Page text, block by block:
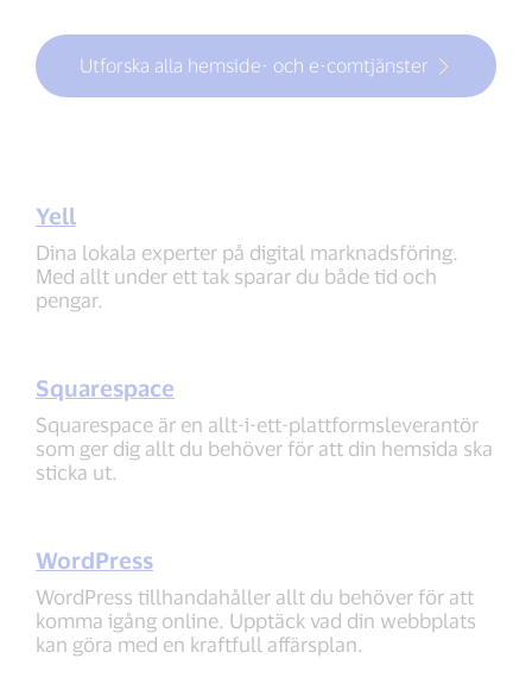
Utforska alla hemside- och e-comtjänster
Yell
Dina lokala experter på digital marknadsföring.
Med allt under ett tak sparar du både tid och
pengar.
Squarespace
Squarespace är en allt-i-ett-plattformsleverantör
som ger dig allt du behöver för att din hemsida ska
sticka ut.
WordPress
WordPress tillhandahåller allt du behöver för att
komma igång online. Upptäck vad din webbplats
kan göra med en kraftfull affärsplan.